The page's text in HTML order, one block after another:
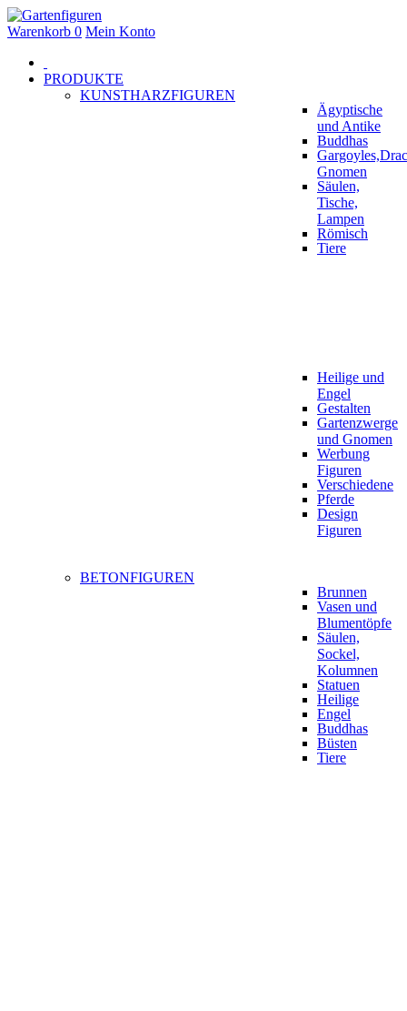
Warenkorb 0 Mein Konto
PRODUKTE
KUNSTHARZFIGUREN
Ägyptische
und Antike
Buddhas
Gnomen
Säulen,
Tische,
Lampen
Römisch
Tiere
Heilige und
Engel
Gestalten
Gartenzwerge
und Gnomen
Werbung
Figuren
Verschiedene
Pferde
Design
Figuren
BETONFIGUREN
Brunnen
Vasen und
Blumentöpfe
Säulen,
Sockel,
Kolumnen
Statuen
Heilige
Engel
Buddhas
Büsten
Tiere